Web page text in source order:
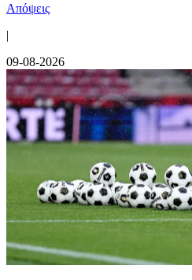
Απόψεις
|
09-08-2026